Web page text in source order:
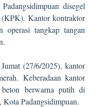
disegel
(KPK). Kantor kontraktor
operasi tangkap tangan
(27/6/2025), kantor
Keberadaan kantor
berwarna putih di
Kota Padangsidimpuan.